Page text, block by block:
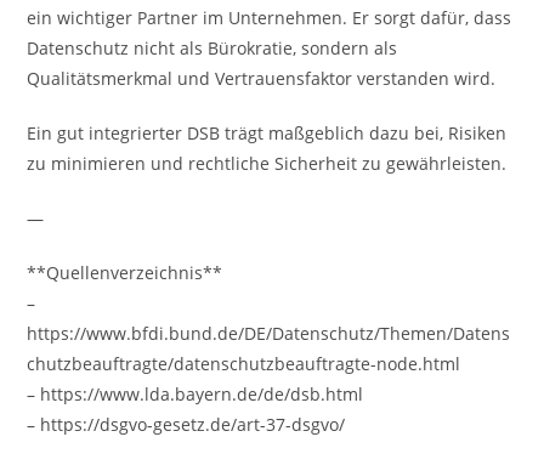
ein wichtiger Partner im Unternehmen. Er sorgt dafür, dass
Datenschutz nicht als Bürokratie, sondern als
Qualitätsmerkmal und Vertrauensfaktor verstanden wird.
Ein gut integrierter DSB trägt maßgeblich dazu bei, Risiken
zu minimieren und rechtliche Sicherheit zu gewährleisten.
—
**Quellenverzeichnis**
–
https://www.bfdi.bund.de/DE/Datenschutz/Themen/Datens
chutzbeauftragte/datenschutzbeauftragte-node.html
– https://www.lda.bayern.de/de/dsb.html
– https://dsgvo-gesetz.de/art-37-dsgvo/